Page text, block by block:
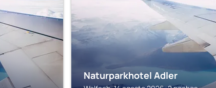
Naturparkhotel Adler